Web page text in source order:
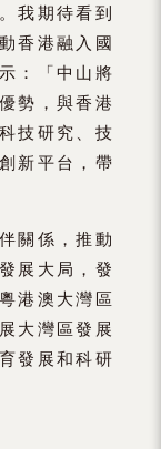
我期待看到
香港融入國
：「中山將
勢，與香港
技研究、技
新平台，帶
關係，推動
展大局，發
港澳大灣區
大灣區發展
發展和科研